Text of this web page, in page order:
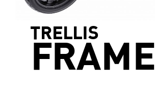
TRELLIS
FRAME